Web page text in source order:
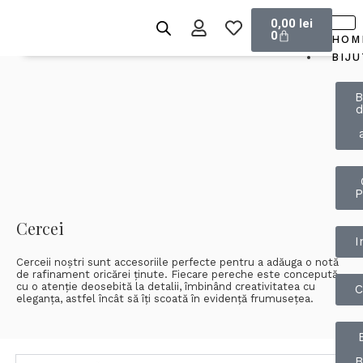
0,00 lei
0
Cercei
Cerceii noștri sunt accesoriile perfecte pentru a adăuga o notă
de rafinament oricărei ținute. Fiecare pereche este concepută
cu o atenție deosebită la detalii, îmbinând creativitatea cu
eleganța, astfel încât să îți scoată în evidență frumusețea.